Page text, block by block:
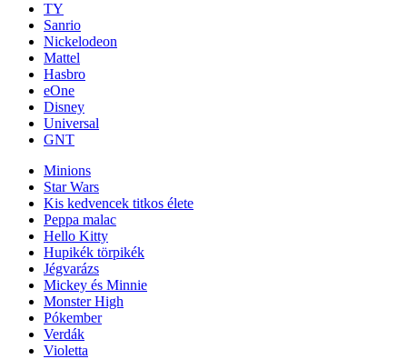
TY
Sanrio
Nickelodeon
Mattel
Hasbro
eOne
Disney
Universal
GNT
Minions
Star Wars
Kis kedvencek titkos élete
Peppa malac
Hello Kitty
Hupikék törpikék
Jégvarázs
Mickey és Minnie
Monster High
Pókember
Verdák
Violetta